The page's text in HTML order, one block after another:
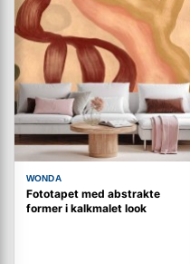
WONDA
Fototapet med abstrakte
former i kalkmalet look